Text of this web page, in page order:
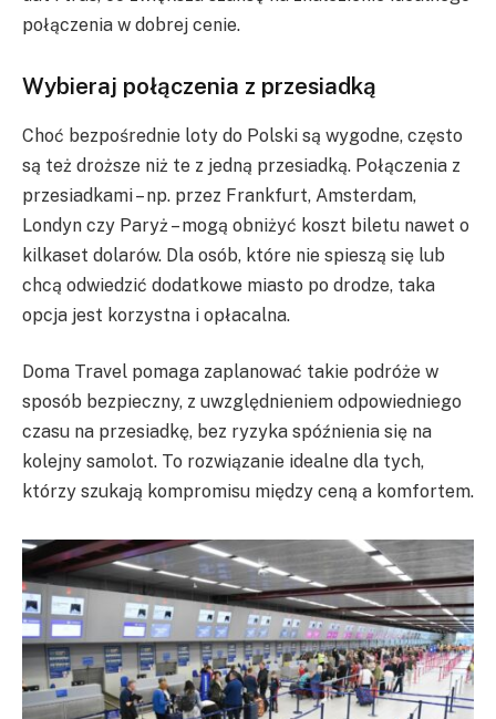
połączenia w dobrej cenie.
Wybieraj połączenia z przesiadką
Choć bezpośrednie loty do Polski są wygodne, często
są też droższe niż te z jedną przesiadką. Połączenia z
przesiadkami – np. przez Frankfurt, Amsterdam,
Londyn czy Paryż – mogą obniżyć koszt biletu nawet o
kilkaset dolarów. Dla osób, które nie spieszą się lub
chcą odwiedzić dodatkowe miasto po drodze, taka
opcja jest korzystna i opłacalna.
Doma Travel pomaga zaplanować takie podróże w
sposób bezpieczny, z uwzględnieniem odpowiedniego
czasu na przesiadkę, bez ryzyka spóźnienia się na
kolejny samolot. To rozwiązanie idealne dla tych,
którzy szukają kompromisu między ceną a komfortem.